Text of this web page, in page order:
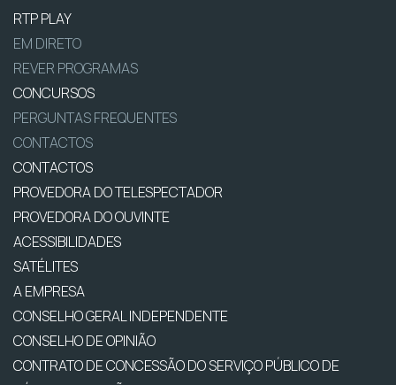
RTP PLAY
EM DIRETO
REVER PROGRAMAS
CONCURSOS
PERGUNTAS FREQUENTES
CONTACTOS
CONTACTOS
PROVEDORA DO TELESPECTADOR
PROVEDORA DO OUVINTE
ACESSIBILIDADES
SATÉLITES
A EMPRESA
CONSELHO GERAL INDEPENDENTE
CONSELHO DE OPINIÃO
CONTRATO DE CONCESSÃO DO SERVIÇO PÚBLICO DE